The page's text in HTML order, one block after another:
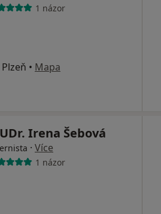
1 názor
• Mapa
Irena Šebová
· Více
1 názor